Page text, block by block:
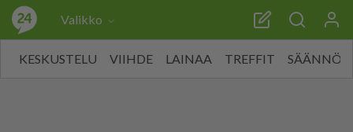
Valikko
KESKUSTELU VIIHDE LAINAA TREFFIT SÄÄNNÖT